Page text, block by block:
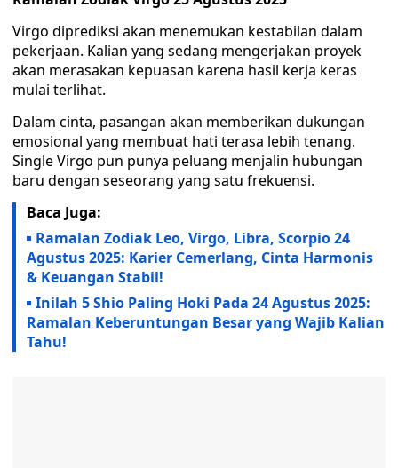
Virgo diprediksi akan menemukan kestabilan dalam
pekerjaan. Kalian yang sedang mengerjakan proyek
akan merasakan kepuasan karena hasil kerja keras
mulai terlihat.
Dalam cinta, pasangan akan memberikan dukungan
emosional yang membuat hati terasa lebih tenang.
Single Virgo pun punya peluang menjalin hubungan
baru dengan seseorang yang satu frekuensi.
Baca Juga:
Ramalan Zodiak Leo, Virgo, Libra, Scorpio 24
Agustus 2025: Karier Cemerlang, Cinta Harmonis
& Keuangan Stabil!
Inilah 5 Shio Paling Hoki Pada 24 Agustus 2025:
Ramalan Keberuntungan Besar yang Wajib Kalian
Tahu!